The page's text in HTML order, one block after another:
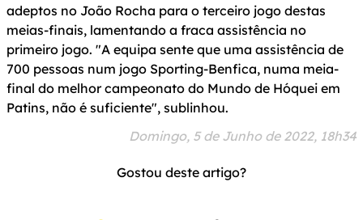
adeptos no João Rocha para o terceiro jogo destas
meias-finais, lamentando a fraca assistência no
primeiro jogo. "A equipa sente que uma assistência de
700 pessoas num jogo Sporting-Benfica, numa meia-
final do melhor campeonato do Mundo de Hóquei em
Patins, não é suficiente", sublinhou.
Domingo, 5 de Junho de 2022, 18h34
Gostou deste artigo?